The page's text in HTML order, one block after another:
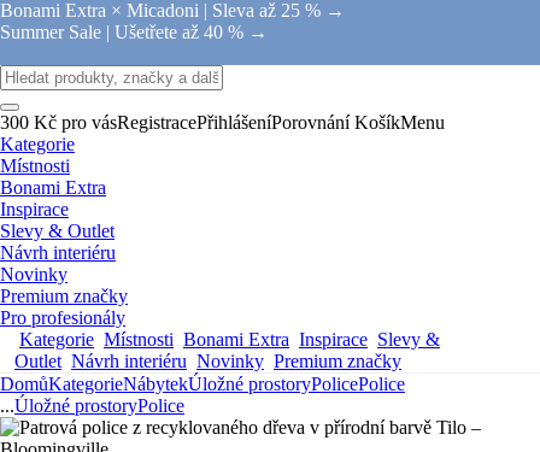
Bonami Extra × Micadoni | Sleva až 25 % →
Summer Sale | Ušetřete až 40 % →
300 Kč pro vásRegistracePřihlášeníPorovnání KošíkMenu
Kategorie
Místnosti
Bonami Extra
Inspirace
Slevy & Outlet
Návrh interiéru
Novinky
Premium značky
Pro profesionály
Kategorie Místnosti Bonami Extra Inspirace Slevy &
Outlet Návrh interiéru Novinky Premium značky
DomůKategorieNábytekÚložné prostoryPolicePolice
...Úložné prostoryPolice